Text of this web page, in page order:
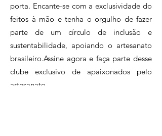
porta. Encante-se com a exclusividade do
feitos à mão e tenha o orgulho de fazer
parte de um círculo de inclusão e
sustentabilidade, apoiando o artesanato
brasileiro.Assine agora e faça parte desse
clube exclusivo de apaixonados pelo
artesanato.